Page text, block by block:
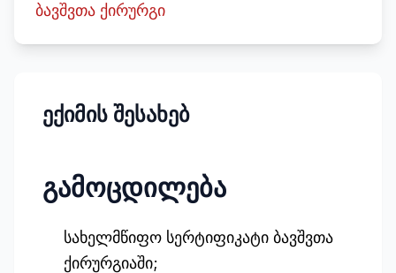
ბავშვთა ქირურგი
ექიმის შესახებ
გამოცდილება
სახელმწიფო სერტიფიკატი ბავშვთა
ქირურგიაში;